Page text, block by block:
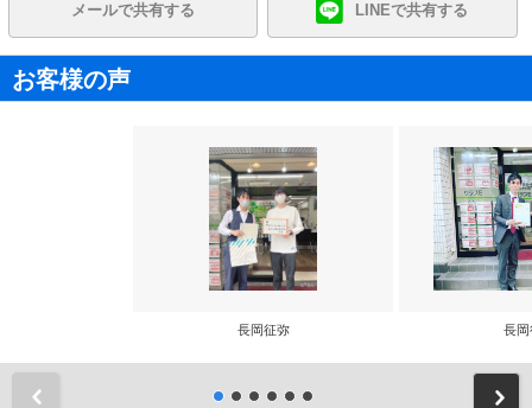
メールで共有する LINEで共有する
お客様の声
長岡征弥 長岡